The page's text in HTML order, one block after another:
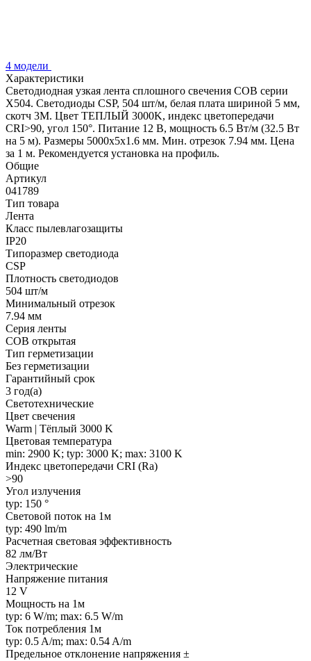
4 модели
Характеристики
Светодиодная узкая лента сплошного свечения COB серии
X504. Светодиоды CSP, 504 шт/м, белая плата шириной 5 мм,
скотч 3M. Цвет ТЕПЛЫЙ 3000K, индекс цветопередачи
CRI>90, угол 150°. Питание 12 В, мощность 6.5 Вт/м (32.5 Вт
на 5 м). Размеры 5000х5х1.6 мм. Мин. отрезок 7.94 мм. Цена
за 1 м. Рекомендуется установка на профиль.
Общие
Артикул
041789
Тип товара
Лента
Класс пылевлагозащиты
IP20
Типоразмер светодиода
CSP
Плотность светодиодов
504 шт/м
Минимальный отрезок
7.94 мм
Серия ленты
COB открытая
Тип герметизации
Без герметизации
Гарантийный срок
3 год(а)
Светотехнические
Цвет свечения
Warm | Тёплый 3000 K
Цветовая температура
min: 2900 K; typ: 3000 K; max: 3100 K
Индекс цветопередачи CRI (Ra)
>90
Угол излучения
typ: 150 °
Световой поток на 1м
typ: 490 lm/m
Расчетная световая эффективность
82 лм/Вт
Электрические
Напряжение питания
12 V
Мощность на 1м
typ: 6 W/m; max: 6.5 W/m
Ток потребления 1м
typ: 0.5 A/m; max: 0.54 A/m
Предельное отклонение напряжения ±